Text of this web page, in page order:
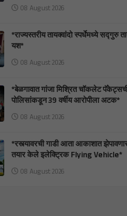
08 August 2026
*राज्यस्तरीय तायक्वांदो स्पर्धेमध्ये सद्गुरु
यश*
08 August 2026
*बेळगावात गांजा मिश्रित चॉकलेट
पोलिसांकडून 39 वर्षीय आरोपीला अटक*
08 August 2026
*रस्त्यावरची गाडी आता आकाशात
तयार केले इलेक्ट्रिक Flying Vehicle*
08 August 2026